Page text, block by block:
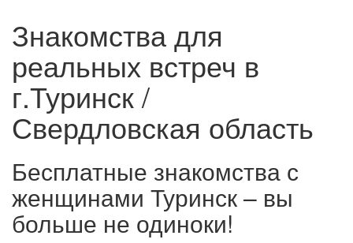
Знакомства для
реальных встреч в
г.Туринск /
Свердловская область
Бесплатные знакомства с
женщинами Туринск – вы
больше не одиноки!